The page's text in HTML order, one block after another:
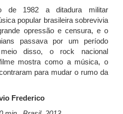
de 1982 a ditadura militar
popular brasileira sobrevivia
opressão e censura, e o
passava por um período
disso, o rock nacional
mostra como a música, o
para mudar o rumo da
Frederico